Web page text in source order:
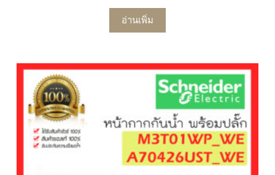
อ่านเพิ่ม